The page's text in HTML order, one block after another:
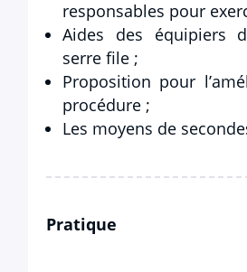
responsables pour
Aides des équipiers
serre file ;
Proposition pour
procédure ;
Les moyens de
Pratique